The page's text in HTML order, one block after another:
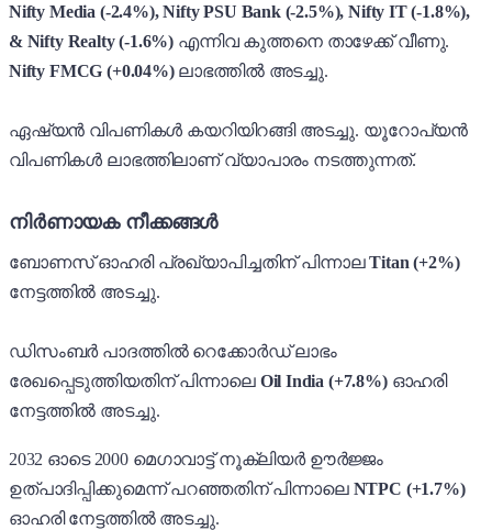
Nifty Media (-2.4%), Nifty PSU Bank (-2.5%), Nifty IT (-1.8%),
& Nifty Realty (-1.6%) എന്നിവ കുത്തനെ താഴേക്ക് വീണു.
Nifty FMCG (+0.04%) ലാഭത്തിൽ അടച്ചു.
ഏഷ്യൻ വിപണികൾ കയറിയിറങ്ങി അടച്ചു. യൂറോപ്യൻ
വിപണികൾ ലാഭത്തിലാണ് വ്യാപാരം നടത്തുന്നത്.
നിർണായക നീക്കങ്ങൾ
ബോണസ് ഓഹരി പ്രഖ്യാപിച്ചതിന് പിന്നാലTitan (+2%)
നേട്ടത്തിൽ അടച്ചു.
ഡിസംബർ പാദത്തിൽ റെക്കോർഡ് ലാഭം
രേഖപ്പെടുത്തിയതിന് പിന്നാലെ Oil India (+7.8%) ഓഹരി
നേട്ടത്തിൽ അടച്ചു.
2032 ഓടെ 2000 മെഗാവാട്ട് നൂക്ലിയർ ഊർജ്ജം
ഉത്പാദിപ്പിക്കുമെന്ന് പറഞ്ഞതിന് പിന്നാലെ NTPC (+1.7%)
ഓഹരി നേട്ടത്തിൽ അടച്ചു.